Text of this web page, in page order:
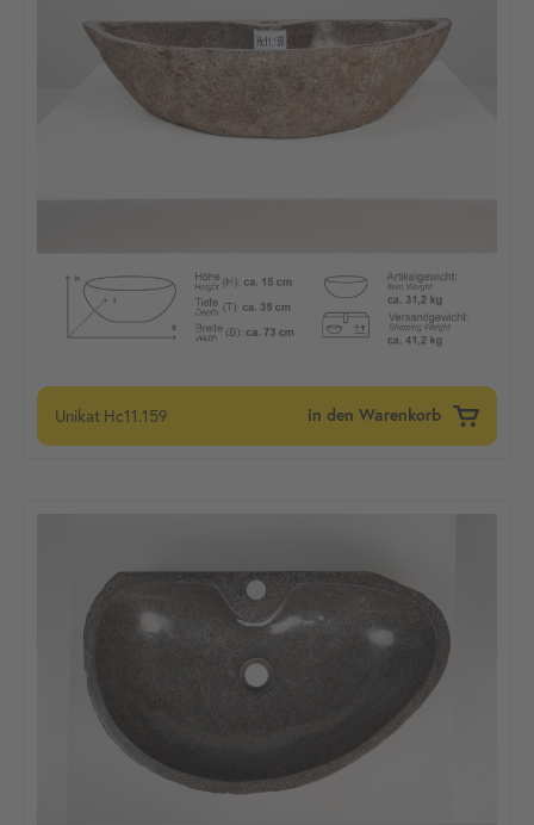
Unikat Hc11.159 in den Warenkorb